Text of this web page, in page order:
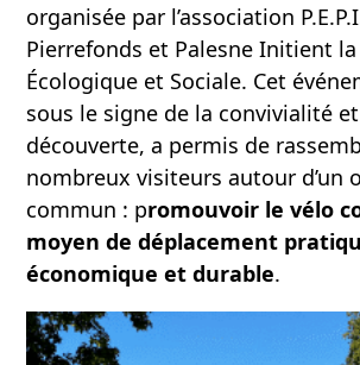
organisée par l’association
Pierrefonds et Palesne Initient
Écologique et Sociale. Cet
sous le signe de la convivialité
découverte, a permis de
nombreux visiteurs autour d’un
commun : promouvoir le vélo
moyen de déplacement
économique et durable.